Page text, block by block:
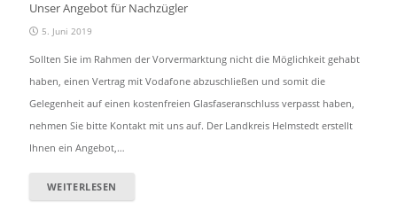
Unser Angebot für Nachzügler
5. Juni 2019
Sollten Sie im Rahmen der Vorvermarktung nicht die Möglichkeit gehabt
haben, einen Vertrag mit Vodafone abzuschließen und somit die
Gelegenheit auf einen kostenfreien Glasfaseranschluss verpasst haben,
nehmen Sie bitte Kontakt mit uns auf. Der Landkreis Helmstedt erstellt
Ihnen ein Angebot,…
WEITERLESEN